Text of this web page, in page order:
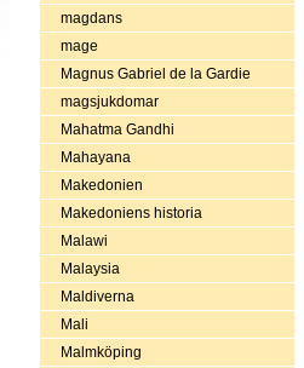
magdans
mage
Magnus Gabriel de la Gardie
magsjukdomar
Mahatma Gandhi
Mahayana
Makedonien
Makedoniens historia
Malawi
Malaysia
Maldiverna
Mali
Malmköping